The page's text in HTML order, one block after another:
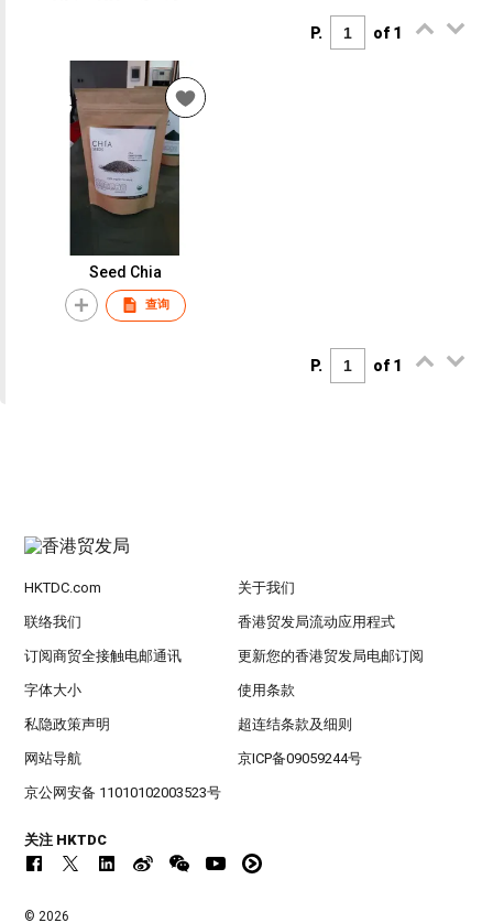
P. of 1
Seed Chia
查询
P. of 1
HKTDC.com 关于我们
联络我们 香港贸发局流动应用程式
订阅商贸全接触电邮通讯 更新您的香港贸发局电邮订阅
字体大小 使用条款
私隐政策声明 超连结条款及细则
网站导航 京ICP备09059244号
京公网安备 11010102003523号
关注 HKTDC
© 2026